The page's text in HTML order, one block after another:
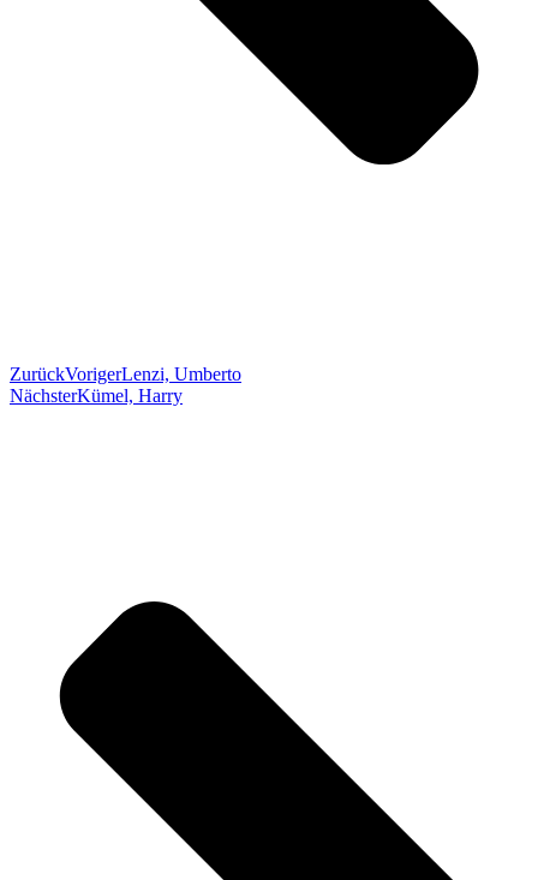
ZurückVorigerLenzi, Umberto
NächsterKümel, Harry